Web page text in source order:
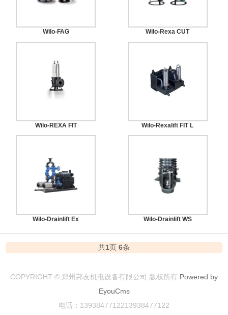
Wilo-FAG Wilo-Rexa CUT
Wilo-REXA FIT Wilo-Rexalift FIT L
Wilo-Drainlift Ex Wilo-Drainlift WS
共1页 6条
COPYRIGHT © 郑州邦友机电设备有限公司 版权所有 Powered by
EyouCms
电话：1393847712213938477122